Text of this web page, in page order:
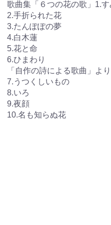
歌曲集「６つの花の歌」1.
2.手折られた花
3.たんぽぽの夢
4.白木蓮
5.花と命
6.ひまわり
「自作の詩による歌曲」より
7.うつくしいもの
8.いろ
9.夜顔
10.名も知らぬ花